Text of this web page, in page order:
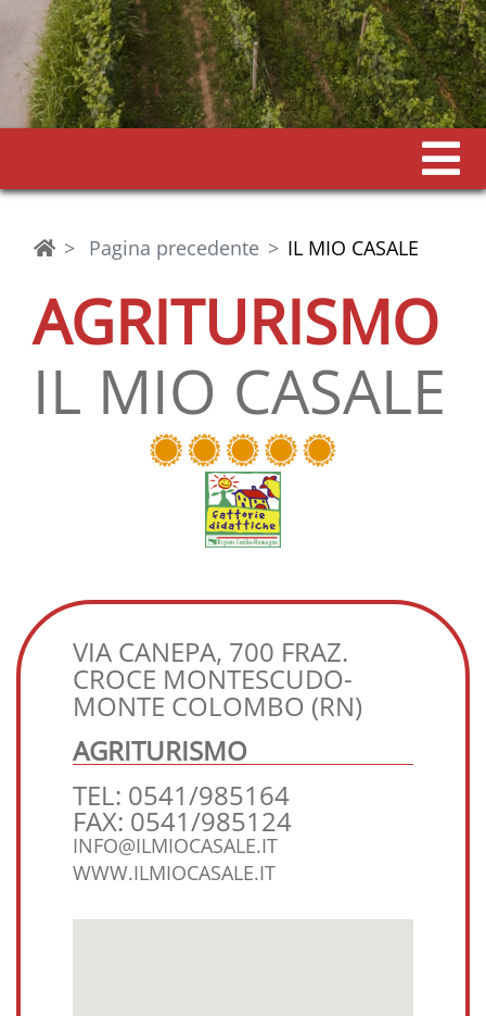
Pagina precedente IL MIO CASALE
AGRITURISMO
IL MIO CASALE
VIA CANEPA, 700 FRAZ.
CROCE MONTESCUDO-
MONTE COLOMBO (RN)
AGRITURISMO
TEL: 0541/985164
FAX: 0541/985124
INFO@ILMIOCASALE.IT
WWW.ILMIOCASALE.IT